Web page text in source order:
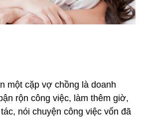
một cặp vợ chồng là doanh
rộn công việc, làm thêm giờ,
nói chuyện công việc vốn đã